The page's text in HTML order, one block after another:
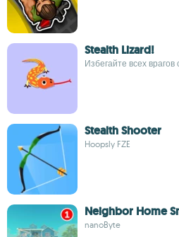
Stealth Lizard!
Избегайте всех
Stealth Shooter
Hoopsly FZE
Neighbor Home
nanoByte